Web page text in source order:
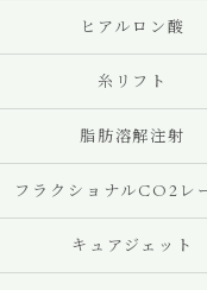
ヒアルロン酸
糸リフト
脂肪溶解注射
フラクショナルCO2レ
キュアジェット